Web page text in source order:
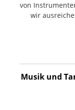
von
wir
Musik und